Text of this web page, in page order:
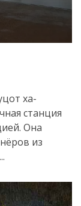
Искать
ха-
станция
Она
из